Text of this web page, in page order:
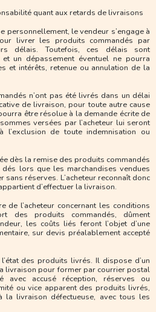
quant aux retards de livraisons
personnellement, le vendeur s’engage à
livrer les produits commandés par
délais. Toutefois, ces délais sont
un dépassement éventuel ne pourra
et intérêts, retenue ou annulation de la
n’ont pas été livrés dans un délai
de livraison, pour toute autre cause
être résolue à la demande écrite de
versées par l’acheteur lui seront
de toute indemnisation ou
dès la remise des produits commandés
dés lors que les marchandises vendues
sans réserves. L’acheteur reconnaît donc
d’effectuer la livraison.
de l’acheteur concernant les conditions
des produits commandés, dûment
les coûts liés feront l’objet d’une
sur devis préalablement accepté
des produits livrés. Il dispose d’un
livraison pour former par courrier postal
avec accusé réception, réserves ou
ou vice apparent des produits livrés,
la livraison défectueuse, avec tous les